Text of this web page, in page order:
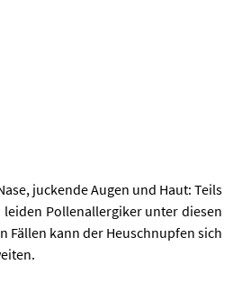
juckende Augen und Haut: Teils
Pollenallergiker unter diesen
Fällen kann der Heuschnupfen sich